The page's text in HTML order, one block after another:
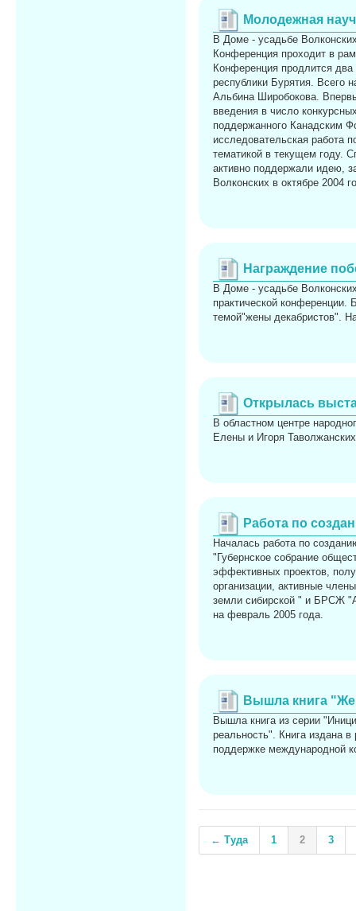
Молодежная
В Доме - усадьбе
Конференция проходит в
Конференция продлится
республики Бурятия. Всего
Альбина Широбокова.
введения в число
поддержанного Канадским
исследовательская работа
тематикой в текущем году.
активно поддержали идею,
Волконских в октябре 2004
Награждение
В Доме - усадьбе
практической
темой"жены декабристов".
Открылась
В областном центре
Елены и Игоря
Работа по
Началась работа по
"Губернское собрание
эффективных проектов,
организации, активные
земли сибирской " и БРСЖ
на февраль 2005 года.
Вышла книга
Вышла книга из серии
реальность". Книга издана
поддержке международной
← Туда 1 2 3